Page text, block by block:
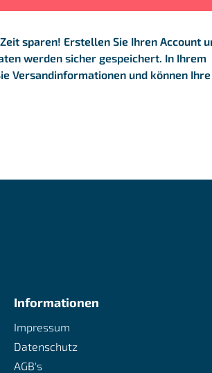
sparen! Erstellen Sie Ihren Account
werden sicher gespeichert. In Ihrem
Versandinformationen und können
Informationen
Impressum
Datenschutz
AGB's